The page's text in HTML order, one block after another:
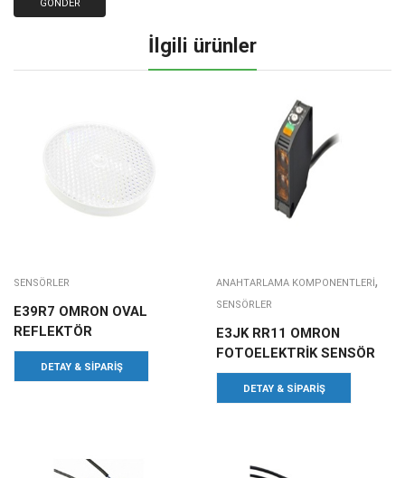
İlgili ürünler
SENSÖRLER
E39R7 OMRON OVAL
REFLEKTÖR
DETAY & SIPARIŞ
ANAHTARLAMA KOMPONENTLERI ,
SENSÖRLER
E3JK RR11 OMRON
FOTOELEKTRİK SENSÖR
DETAY & SIPARIŞ